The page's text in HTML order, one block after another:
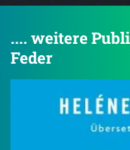
.... weitere
Feder